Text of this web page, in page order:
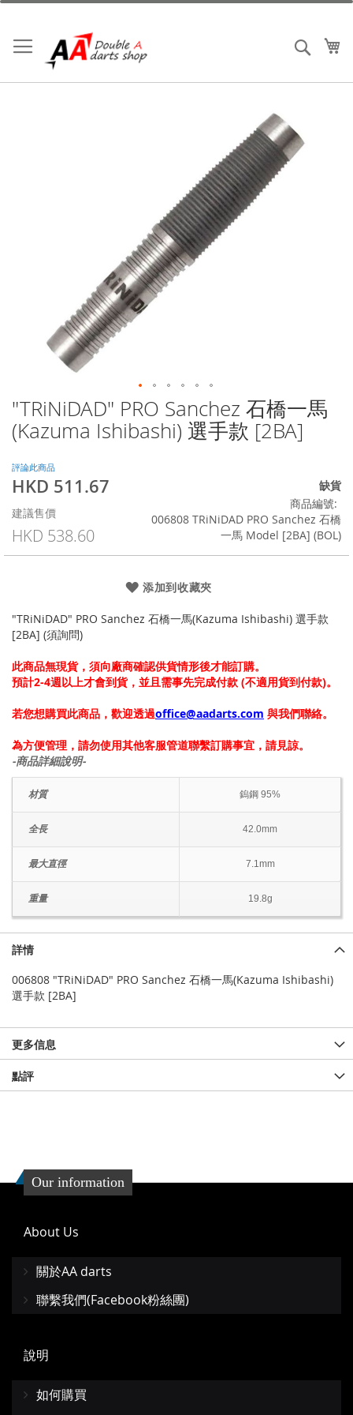
跳
內
容
搜索
"TRiNiDAD" PRO Sanchez 石橋一馬
(Kazuma Ishibashi) 選手款 [2BA]
評論此商品
特
價
格
HKD 511.67
建議售價
HKD 538.60
缺貨
商品編號
006808 TRiNiDAD PRO Sanchez 石橋
一馬 Model [2BA] (BOL)
添加到收藏夾
"TRiNiDAD" PRO Sanchez 石橋一馬(Kazuma Ishibashi) 選手款
[2BA] (須詢問)
此商品無現貨，須向廠商確認供貨情形後才能訂購。
預計2-4週以上才會到貨，並且需事先完成付款 (不適用貨到付款)。
若您想購買此商品，歡迎透過office@aadarts.com 與我們聯絡。
為方便管理，請勿使用其他客服管道聯繫訂購事宜，請見諒。
-商品詳細說明-
材質 鎢鋼 95%
全長 42.0mm
最大直徑 7.1mm
重量 19.8g
Skip
to
the
of
the
gallery
詳情
006808 "TRiNiDAD" PRO Sanchez 石橋一馬(Kazuma Ishibashi)
選手款 [2BA]
更多信息
點評
Our information
About Us
關於AA darts
聯繫我們(Facebook粉絲團)
說明
如何購買